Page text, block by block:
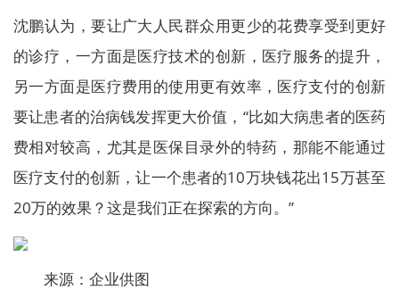
沈鹏认为，要让广大人民群众用更少的花费享受到更好
的诊疗，一方面是医疗技术的创新，医疗服务的提升，
另一方面是医疗费用的使用更有效率，医疗支付的创新
要让患者的治病钱发挥更大价值，“比如大病患者的医药
费相对较高，尤其是医保目录外的特药，那能不能通过
医疗支付的创新，让一个患者的10万块钱花出15万甚至
20万的效果？这是我们正在探索的方向。”
来源：企业供图